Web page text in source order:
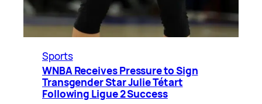
Sports
WNBA Receives Pressure to Sign
Transgender Star Julie Tétart
Following Ligue 2 Success